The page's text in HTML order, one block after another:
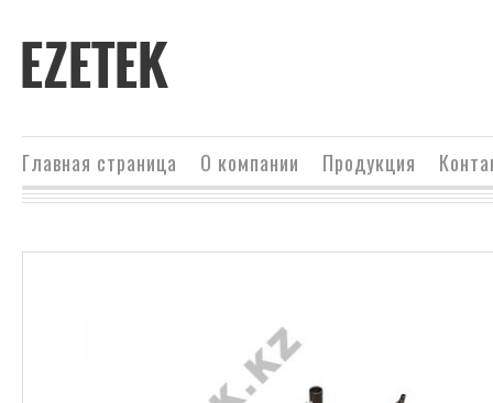
EZETEK
Главная страница О компании Продукция